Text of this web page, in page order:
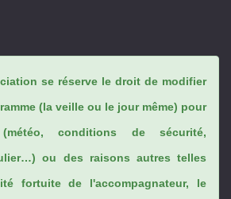
se réserve le droit de modifier
(la veille ou le jour même) pour
conditions de sécurité,
ou des raisons autres telles
fortuite de l'accompagnateur, le